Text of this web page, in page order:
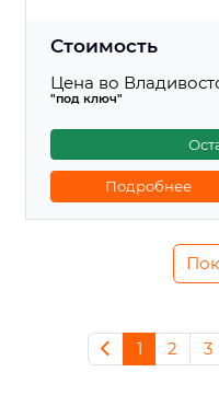
Стоимость
Цена во
"под ключ"
Подробнее
1 2 3